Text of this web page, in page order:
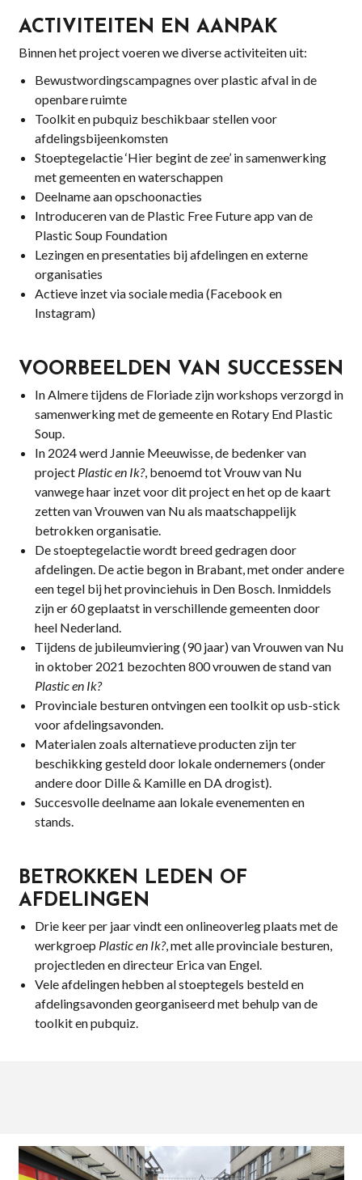
ACTIVITEITEN EN AANPAK
Binnen het project voeren we diverse activiteiten uit:
Bewustwordingscampagnes over plastic afval in de
openbare ruimte
Toolkit en pubquiz beschikbaar stellen voor
afdelingsbijeenkomsten
Stoeptegelactie ‘Hier begint de zee’ in samenwerking
met gemeenten en waterschappen
Deelname aan opschoonacties
Introduceren van de Plastic Free Future app van de
Plastic Soup Foundation
Lezingen en presentaties bij afdelingen en externe
organisaties
Actieve inzet via sociale media (Facebook en
Instagram)
VOORBEELDEN VAN SUCCESSEN
In Almere tijdens de Floriade zijn workshops verzorgd in
samenwerking met de gemeente en Rotary End Plastic
Soup.
In 2024 werd Jannie Meeuwisse, de bedenker van
project Plastic en Ik?, benoemd tot Vrouw van Nu
vanwege haar inzet voor dit project en het op de kaart
zetten van Vrouwen van Nu als maatschappelijk
betrokken organisatie.
De stoeptegelactie wordt breed gedragen door
afdelingen. De actie begon in Brabant, met onder andere
een tegel bij het provinciehuis in Den Bosch. Inmiddels
zijn er 60 geplaatst in verschillende gemeenten door
heel Nederland.
Tijdens de jubileumviering (90 jaar) van Vrouwen van Nu
in oktober 2021 bezochten 800 vrouwen de stand van
Plastic en Ik?
Provinciale besturen ontvingen een toolkit op usb-stick
voor afdelingsavonden.
Materialen zoals alternatieve producten zijn ter
beschikking gesteld door lokale ondernemers (onder
andere door Dille & Kamille en DA drogist).
Succesvolle deelname aan lokale evenementen en
stands.
BETROKKEN LEDEN OF
AFDELINGEN
Drie keer per jaar vindt een onlineoverleg plaats met de
werkgroep Plastic en Ik?, met alle provinciale besturen,
projectleden en directeur Erica van Engel.
Vele afdelingen hebben al stoeptegels besteld en
afdelingsavonden georganiseerd met behulp van de
toolkit en pubquiz.